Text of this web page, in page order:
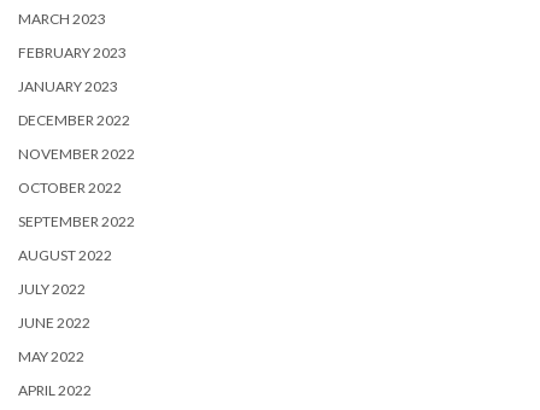
MARCH 2023
FEBRUARY 2023
JANUARY 2023
DECEMBER 2022
NOVEMBER 2022
OCTOBER 2022
SEPTEMBER 2022
AUGUST 2022
JULY 2022
JUNE 2022
MAY 2022
APRIL 2022